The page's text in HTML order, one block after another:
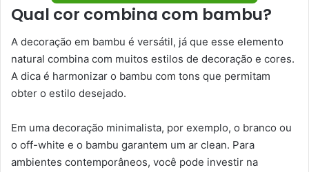
Qual cor combina com bambu?
A decoração em bambu é versátil, já que esse elemento
natural combina com muitos estilos de decoração e cores.
A dica é harmonizar o bambu com tons que permitam
obter o estilo desejado.
Em uma decoração minimalista, por exemplo, o branco ou
o off-white e o bambu garantem um ar clean. Para
ambientes contemporâneos, você pode investir na